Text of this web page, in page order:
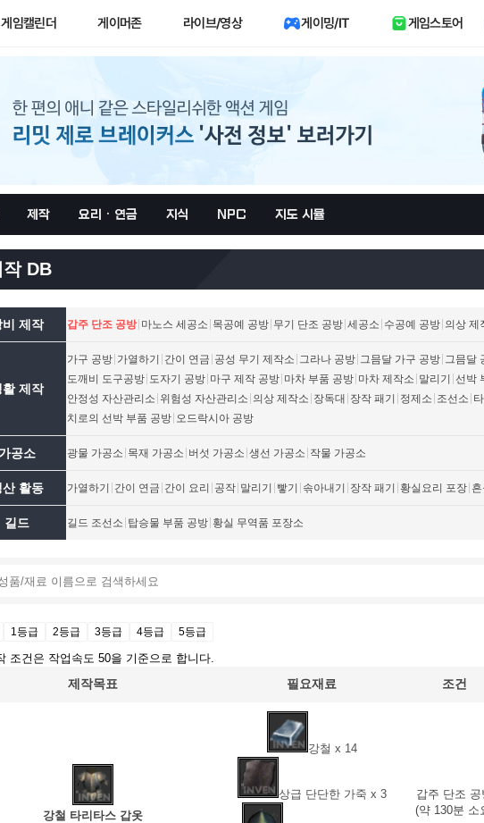
게임캘린더 게이머존 라이브/영상 게이밍/IT 게임스토어
제작 요리 · 연금 지식 NPC 지도 시뮬
작 DB
비 제작 갑주 단조 공방 마노스 세공소 목공예 공방 무기 단조 공방 세공소 수공예 공방 의상 제
활 제작
가구 공방 가열하기 간이 연금 공성 무기 제작소 그라나 공방 그믐달 가구 공방 그믐달
도깨비 도구공방 도자기 공방 마구 제작 공방 마차 부품 공방 마차 제작소 말리기 선박
안정성 자산관리소 위험성 자산관리소 의상 제작소 장독대 장작 패기 정제소 조선소
치로의 선박 부품 공방 오드락시아 공방
가공소 광물 가공소 목재 가공소 버섯 가공소 생선 가공소 작물 가공소
산 활동 가열하기 간이 연금 간이 요리 공작 말리기 빻기 솎아내기 장작 패기 황실요리 포장 흔
길드 길드 조선소 탑승물 부품 공방 황실 무역품 포장소
1등급 2등급 3등급 4등급 5등급
조건은 작업속도 50을 기준으로 합니다.
제작목표 필요재료 조건
강철 타리타스 갑옷
강철 x 14
상급 단단한 가죽 x 3
갑주 단조 공
(약 130분 소